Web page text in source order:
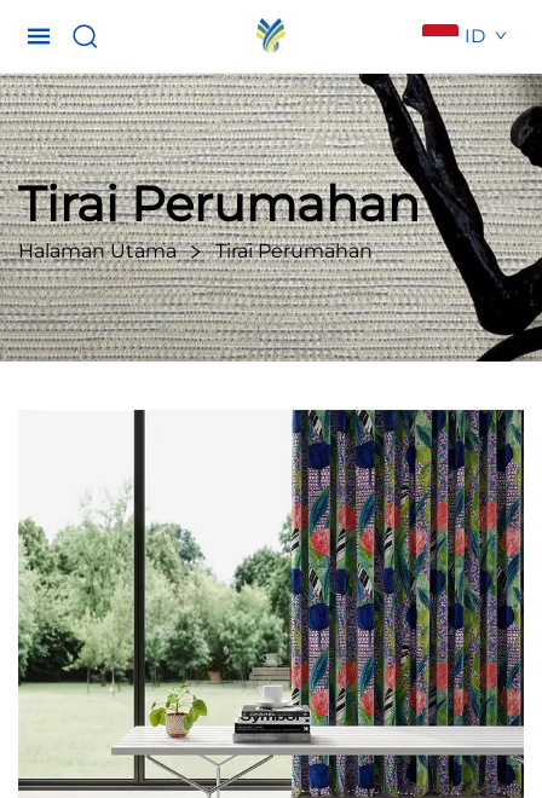
ID
Tirai Perumahan
Halaman Utama Tirai Perumahan